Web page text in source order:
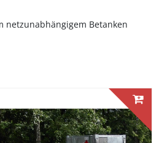
netzunabhängigem Betanken